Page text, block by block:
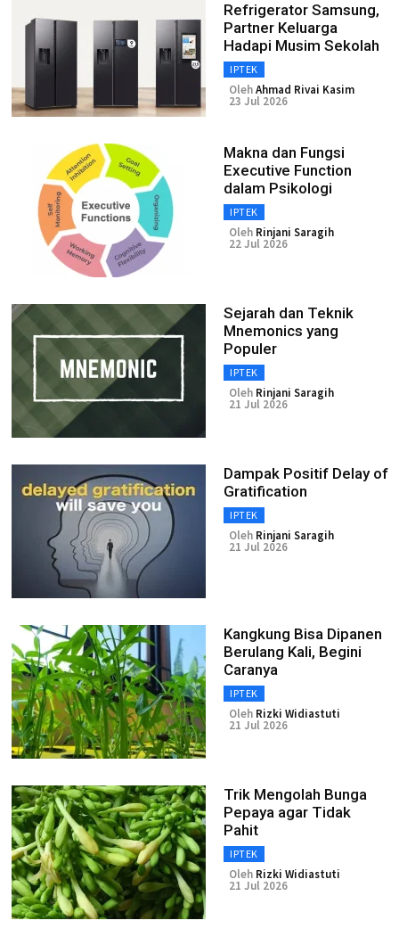
Refrigerator Samsung,
Partner Keluarga
Hadapi Musim Sekolah
IPTEK
OlehAhmad Rivai Kasim
23 Jul 2026
Makna dan Fungsi
Executive Function
dalam Psikologi
IPTEK
Oleh Rinjani Saragih
22 Jul 2026
Sejarah dan Teknik
Mnemonics yang
Populer
IPTEK
Oleh Rinjani Saragih
21 Jul 2026
Dampak Positif Delay of
Gratification
IPTEK
Oleh Rinjani Saragih
21 Jul 2026
Kangkung Bisa Dipanen
Berulang Kali, Begini
Caranya
IPTEK
Oleh Rizki Widiastuti
21 Jul 2026
Trik Mengolah Bunga
Pepaya agar Tidak
Pahit
IPTEK
Oleh Rizki Widiastuti
21 Jul 2026